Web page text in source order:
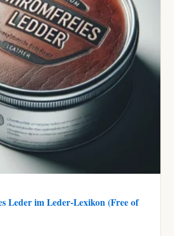
Leder im Leder-Lexikon (Free of